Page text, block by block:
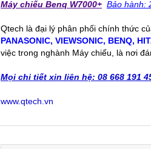
Máy chiếu Benq W7000+ Bảo hành:
Qtech là đại lý phân phối chính thức
PANASONIC, VIEWSONIC, BENQ,
việc trong nghành Máy chiếu, là nơi
Mọi chi tiết xin liên hệ: 08 668 191
www.qtech.vn